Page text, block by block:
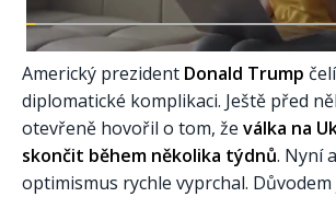
Americký prezident Donald Trump
diplomatické komplikaci. Ještě před
otevřeně hovořil o tom, že válka na
skončit během několika týdnů. Nyní
optimismus rychle vyprchal. Důvodem